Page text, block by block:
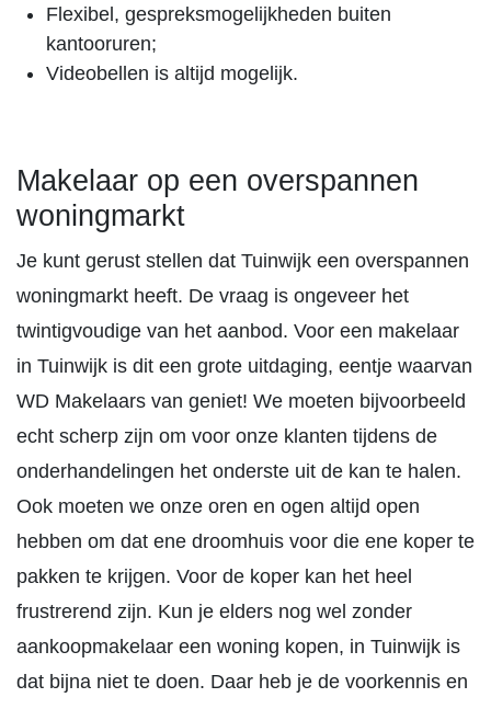
Flexibel, gespreksmogelijkheden buiten
kantooruren;
Videobellen is altijd mogelijk.
Makelaar op een overspannen
woningmarkt
Je kunt gerust stellen dat Tuinwijk een overspannen
woningmarkt heeft. De vraag is ongeveer het
twintigvoudige van het aanbod. Voor een makelaar
in Tuinwijk is dit een grote uitdaging, eentje waarvan
WD Makelaars van geniet! We moeten bijvoorbeeld
echt scherp zijn om voor onze klanten tijdens de
onderhandelingen het onderste uit de kan te halen.
Ook moeten we onze oren en ogen altijd open
hebben om dat ene droomhuis voor die ene koper te
pakken te krijgen. Voor de koper kan het heel
frustrerend zijn. Kun je elders nog wel zonder
aankoopmakelaar een woning kopen, in Tuinwijk is
dat bijna niet te doen. Daar heb je de voorkennis en